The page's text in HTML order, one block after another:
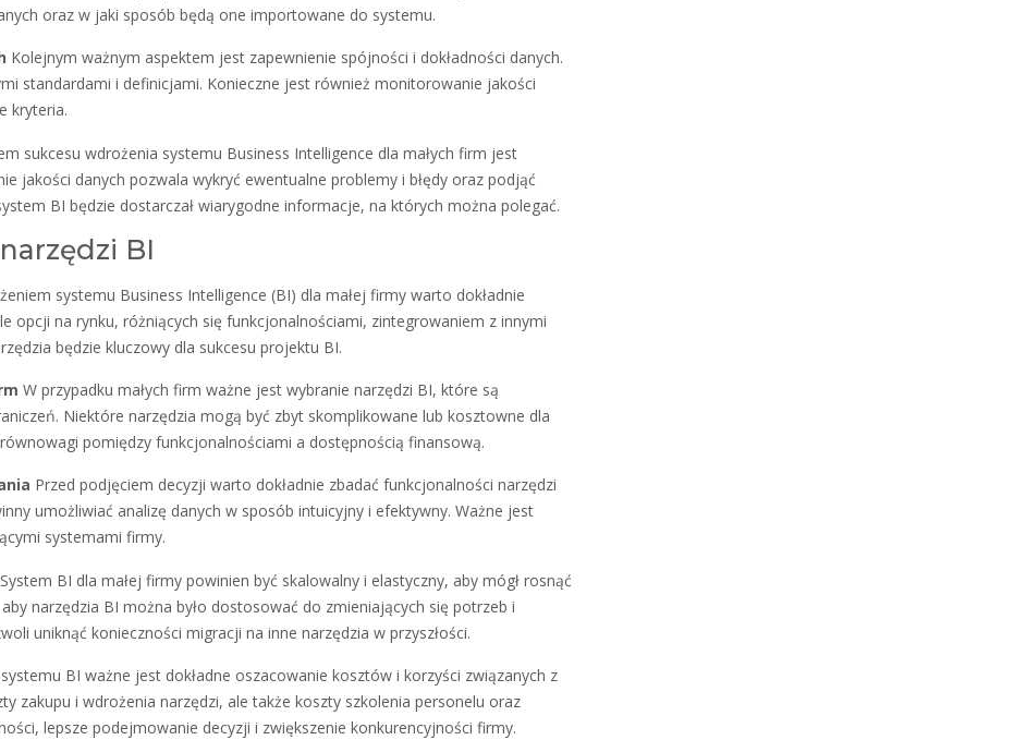
oraz w jaki sposób będą one importowane do systemu.
Kolejnym ważnym aspektem jest zapewnienie spójności i dokładności danych.
standardami i definicjami. Konieczne jest również monitorowanie jakości
kryteria.
sukcesu wdrożenia systemu Business Intelligence dla małych firm jest
jakości danych pozwala wykryć ewentualne problemy i błędy oraz podjąć
BI będzie dostarczał wiarygodne informacje, na których można polegać.
BI
systemu Business Intelligence (BI) dla małej firmy warto dokładnie
opcji na rynku, różniących się funkcjonalnościami, zintegrowaniem z innymi
będzie kluczowy dla sukcesu projektu BI.
W przypadku małych firm ważne jest wybranie narzędzi BI, które są
Niektóre narzędzia mogą być zbyt skomplikowane lub kosztowne dla
pomiędzy funkcjonalnościami a dostępnością finansową.
Przed podjęciem decyzji warto dokładnie zbadać funkcjonalności narzędzi
umożliwiać analizę danych w sposób intuicyjny i efektywny. Ważne jest
systemami firmy.
System BI dla małej firmy powinien być skalowalny i elastyczny, aby mógł rosnąć
narzędzia BI można było dostosować do zmieniających się potrzeb i
uniknąć konieczności migracji na inne narzędzia w przyszłości.
BI ważne jest dokładne oszacowanie kosztów i korzyści związanych z
zakupu i wdrożenia narzędzi, ale także koszty szkolenia personelu oraz
lepsze podejmowanie decyzji i zwiększenie konkurencyjności firmy.